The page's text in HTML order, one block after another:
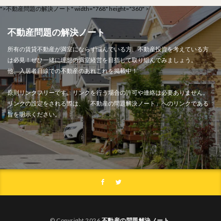
">不動産問題の解決ノート" width="768" height="360" >
不動産問題の解決ノート
所有の賃貸不動産が満室にならず悩んでいる方、不動産投資を考えている方
は必見！ぜひ一緒に理想の満室経営を目指して取り組んでみましょう。
他、入居者目線での不動産のあれこれを掲載中！
原則リンクフリーです。リンクを行う場合の許可や連絡は必要ありません。
リンクの設定をされる際は、「不動産の問題解決ノート」へのリンクである
旨を明示ください。